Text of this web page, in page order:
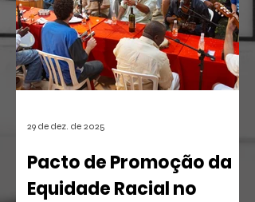
Pacto de Promoção da
Equidade Racial no
29 de dez. de 2025